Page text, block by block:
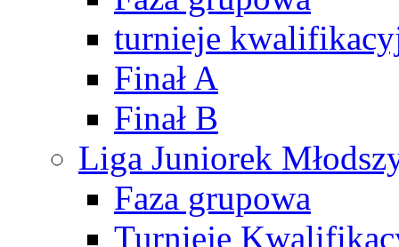
turnieje
Finał A
Finał B
Liga Juniorek
Faza grupowa
Turnieje